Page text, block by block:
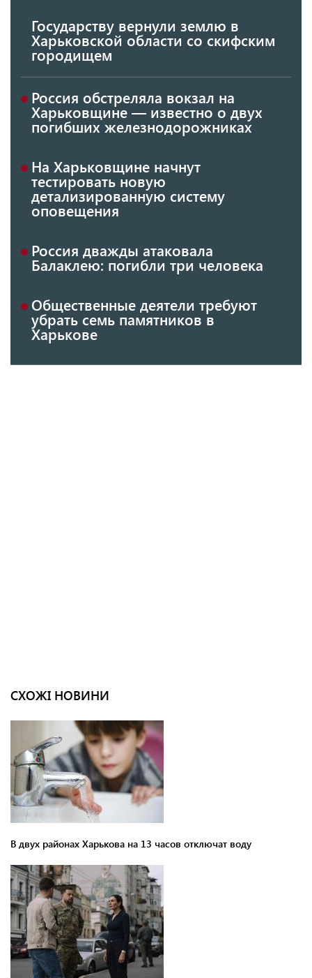
Государству вернули землю в
Харьковской области со скифским
городищем
Россия обстреляла вокзал на
Харьковщине — известно о двух
погибших железнодорожниках
На Харьковщине начнут
тестировать новую
детализированную систему
оповещения
Россия дважды атаковала
Балаклею: погибли три человека
Общественные деятели требуют
убрать семь памятников в
Харькове
СХОЖІ НОВИНИ
В двух районах Харькова на 13 часов отключат воду